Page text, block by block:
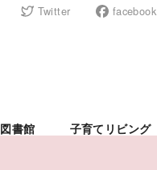
Twitter facebook
図書館 子育てリビング